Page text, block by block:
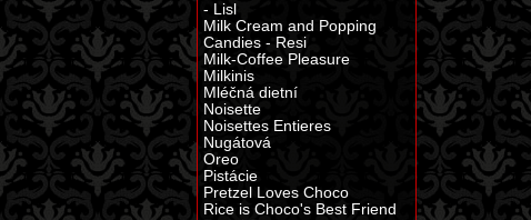
- Lisl
Milk Cream and Popping
Candies - Resi
Milk-Coffee Pleasure
Milkinis
Mléčná dietní
Noisette
Noisettes Entieres
Nugátová
Oreo
Pistácie
Pretzel Loves Choco
Rice is Choco's Best Friend